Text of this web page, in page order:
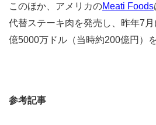
このほか、アメリカのMeati Foods
代替ステーキ肉を発売し、昨年7
億5000万ドル（当時約200億円）
参考記事